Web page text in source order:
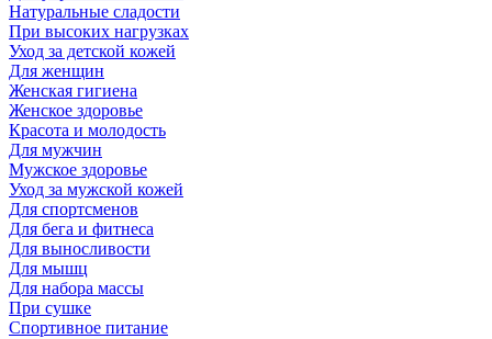
Натуральные сладости
При высоких нагрузках
Уход за детской кожей
Для женщин
Женская гигиена
Женское здоровье
Красота и молодость
Для мужчин
Мужское здоровье
Уход за мужской кожей
Для спортсменов
Для бега и фитнеса
Для выносливости
Для мышц
Для набора массы
При сушке
Спортивное питание